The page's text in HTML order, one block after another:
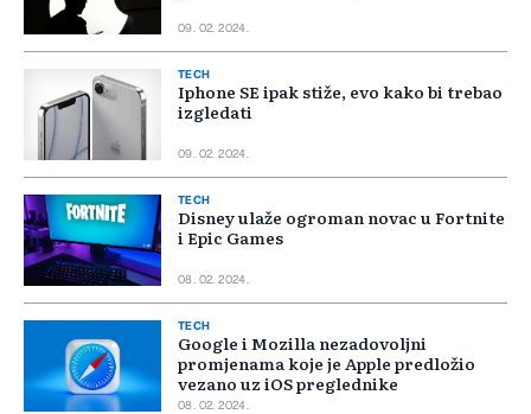
09. 02. 2024.
TECH
Iphone SE ipak stiže, evo kako bi trebao
izgledati
09. 02. 2024.
TECH
Disney ulaže ogroman novac u Fortnite
i Epic Games
08. 02. 2024.
TECH
Google i Mozilla nezadovoljni
promjenama koje je Apple predložio
vezano uz iOS preglednike
08. 02. 2024.